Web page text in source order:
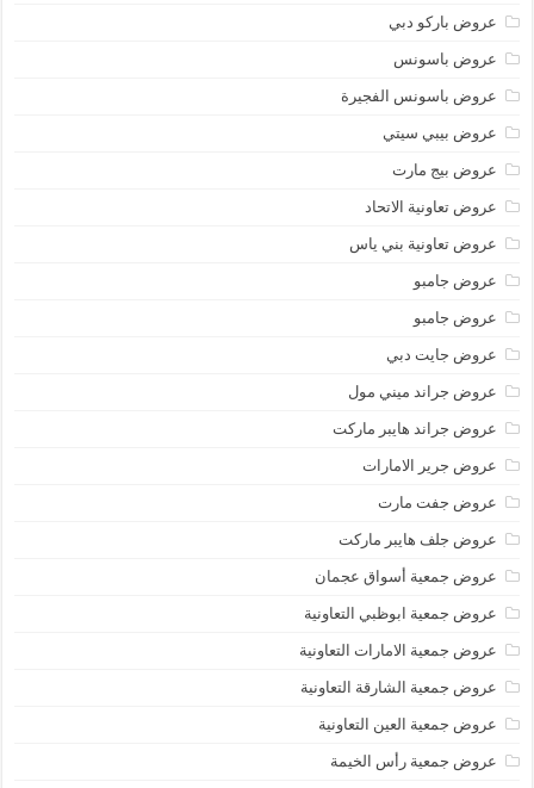
عروض باركو دبي
عروض باسونس
عروض باسونس الفجيرة
عروض بيبي سيتي
عروض بيج مارت
عروض تعاونية الاتحاد
عروض تعاونية بني ياس
عروض جامبو
عروض جامبو
عروض جايت دبي
عروض جراند ميني مول
عروض جراند هايبر ماركت
عروض جرير الامارات
عروض جفت مارت
عروض جلف هايبر ماركت
عروض جمعية أسواق عجمان
عروض جمعية ابوظبي التعاونية
عروض جمعية الامارات التعاونية
عروض جمعية الشارقة التعاونية
عروض جمعية العين التعاونية
عروض جمعية رأس الخيمة